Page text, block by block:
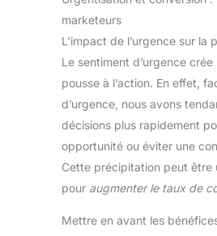
marketeurs
L’impact de l’urgence sur la
Le sentiment d’urgence
pousse à l’action. En effet,
d’urgence, nous avons
décisions plus rapidement
opportunité ou éviter une
Cette précipitation peut être
pour augmenter le taux de
Mettre en avant les